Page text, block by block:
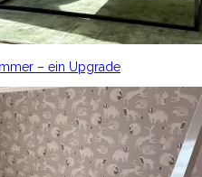
– ein Upgrade